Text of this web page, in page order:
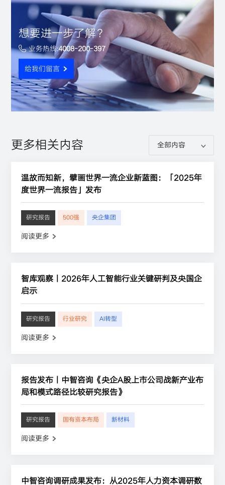
想要进一步了解？
业务热线:4008-200-397
给我们留言
更多相关内容
温故而知新，擘画世界一流企业新蓝图：「2025年
度世界一流报告」发布
研究报告 500强 央企集团
阅读更多
智库观察丨2026年人工智能行业关键研判及央国企
启示
研究报告 行业研究 AI转型
阅读更多
报告发布丨中智咨询《央企A股上市公司战新产业布
局和模式路径比较研究报告》
研究报告 国有资本布局 新材料
阅读更多
中智咨询调研成果发布：从2025年人力资本调研数